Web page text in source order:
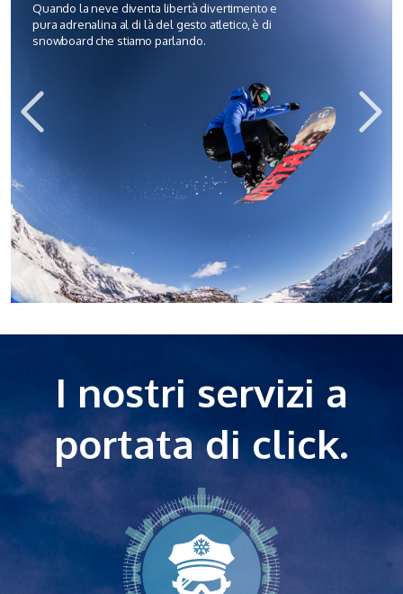
Quando la neve diventa libertà divertimento e
pura adrenalina al di là del gesto atletico, è di
snowboard che stiamo parlando.
I nostri servizi a
portata di click.